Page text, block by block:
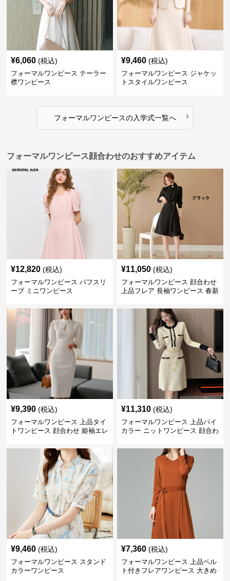
¥6,060 (税込)
フォーマルワンピース テーラー
襟ワンピース
¥9,460 (税込)
フォーマルワンピース ジャケッ
トスタイルワンピース
フォーマルワンピースの入学式一覧へ ›
フォーマルワンピース顔合わせのおすすめアイテム
¥12,820 (税込)
フォーマルワンピース パフスリ
ーブ ミニワンピース
¥11,050 (税込)
フォーマルワンピース 顔合わせ
上品フレア 長袖ワンピース 春新
¥9,390 (税込)
フォーマルワンピース 上品タイ
トワンピース 顔合わせ 姫袖エレ
¥11,310 (税込)
フォーマルワンピース 上品バイ
カラー ニットワンピース 顔合わ
¥9,460 (税込)
フォーマルワンピース スタンド
カラーワンピース
¥7,360 (税込)
フォーマルワンピース 上品ベル
ト付きフレアワンピース 大きめ